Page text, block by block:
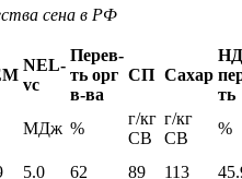
сена в РФ
NEL-
vc
Перев-
ть орг
в-ва
СП Сахар
ть
МДж %
г/кг
СВ
г/кг
СВ
%
5.0 62 89 113